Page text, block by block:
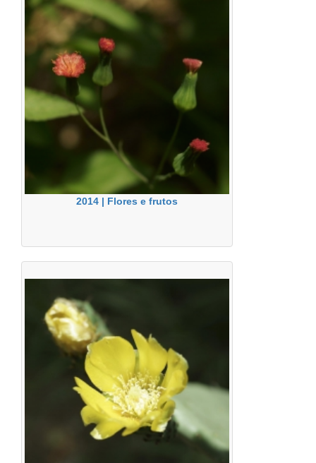
2014 | Flores e frutos